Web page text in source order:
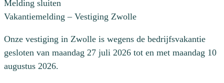
Melding sluiten
Vakantiemelding – Vestiging Zwolle
Onze vestiging in Zwolle is wegens de bedrijfsvakantie
gesloten van maandag 27 juli 2026 tot en met maandag 10
augustus 2026.